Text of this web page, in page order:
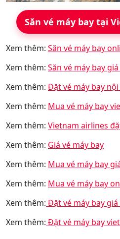
Săn vé máy bay tại
Xem thêm: Săn vé máy bay
Xem thêm: Săn vé máy bay
Xem thêm: Đặt vé máy bay nội
Xem thêm: Mua vé máy bay
Xem thêm: Vietnam airlines
Xem thêm: Giá vé máy bay
Xem thêm: Mua vé máy bay
Xem thêm: Mua vé máy bay
Xem thêm: Đặt vé máy bay
Xem thêm: Đặt vé máy bay